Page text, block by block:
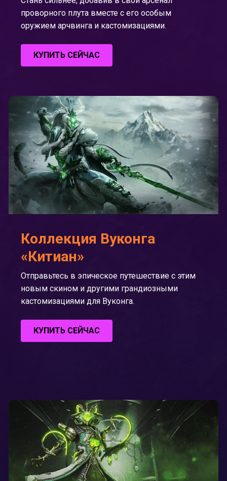
проворного плута вместе с его особым
оружием арчвинга и кастомизациями.
КУПИТЬ СЕЙЧАС
Коллекция Вуконга
«Китиан»
Отправьтесь в эпическое путешествие с этим
новым скином и другими грандиозными
кастомизациями для Вуконга.
КУПИТЬ СЕЙЧАС